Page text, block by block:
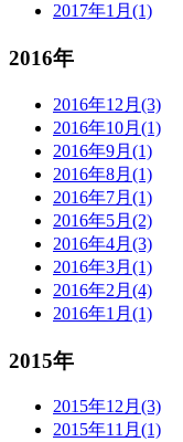
2017年1月(1)
2016年
2016年12月(3)
2016年10月(1)
2016年9月(1)
2016年8月(1)
2016年7月(1)
2016年5月(2)
2016年4月(3)
2016年3月(1)
2016年2月(4)
2016年1月(1)
2015年
2015年12月(3)
2015年11月(1)